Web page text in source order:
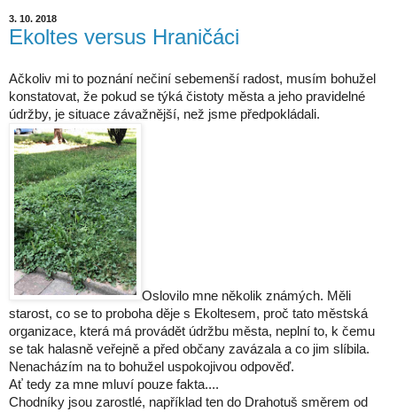
3. 10. 2018
Ekoltes versus Hraničáci
Ačkoliv mi to poznání nečiní sebemenší radost, musím bohužel
konstatovat, že pokud se týká čistoty města a jeho pravidelné
údržby, je situace závažnější, než jsme předpokládali.
Oslovilo mne několik známých. Měli
starost, co se to proboha děje s Ekoltesem, proč tato městská
organizace, která má provádět údržbu města, neplní to, k čemu
se tak halasně veřejně a před občany zavázala a co jim slíbila.
Nenacházím na to bohužel uspokojivou odpověď.
Ať tedy za mne mluví pouze fakta....
Chodníky jsou zarostlé, například ten do Drahotuš směrem od